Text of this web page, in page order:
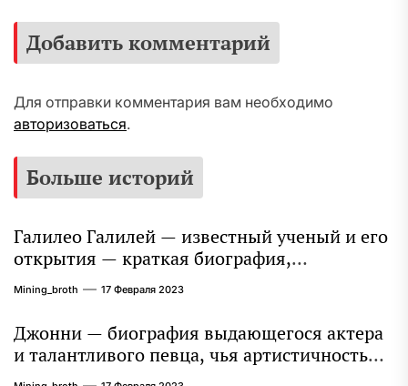
Добавить комментарий
Для отправки комментария вам необходимо
авторизоваться.
Больше историй
Галилео Галилей — известный ученый и его
открытия — краткая биография,
достижения и вклад в науку
Mining_broth 17 Февраля 2023
Джонни — биография выдающегося актера
и талантливого певца, чья артистичность
захватывает миллионы сердец